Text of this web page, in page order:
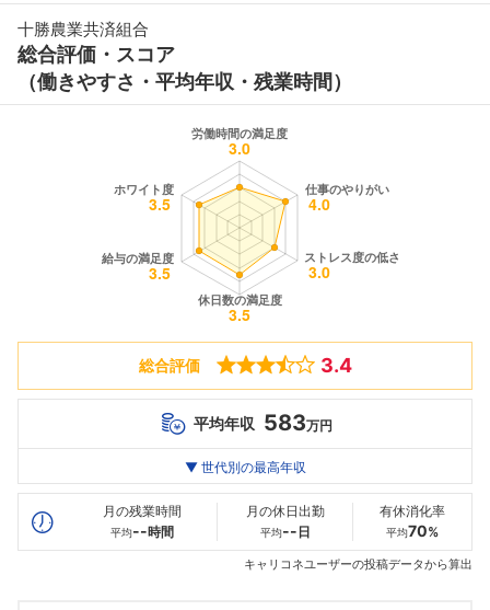
十勝農業共済組合
総合評価・スコア
（働きやすさ・平均年収・残業時間）
総合評価 3.4
平均年収 583万円
最高年収
20代
583万
30代
--万
--万
▼ 世代別の最高年収
月の残業時間
平均--時間
月の休日出勤
平均-- 日
有休消化率
平均70%
キャリコネユーザーの投稿データから算出